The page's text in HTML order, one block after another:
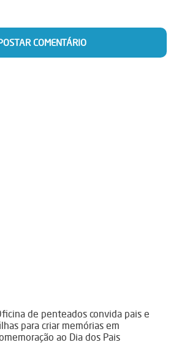
de penteados convida pais e
para criar memórias em
ao Dia dos Pais